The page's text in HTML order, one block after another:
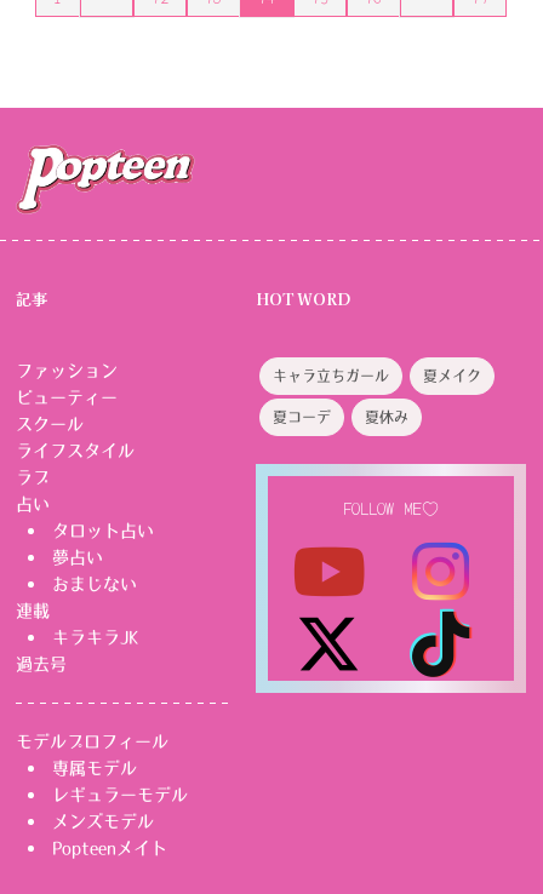
投稿のページ送り
記事
ファッション
ビューティー
スクール
ライフスタイル
ラブ
占い
タロット占い
夢占い
おまじない
連載
キラキラJK
過去号
モデルプロフィール
専属モデル
レギュラーモデル
メンズモデル
Popteenメイト
HOT WORD
キャラ立ちガール 夏メイク
夏コーデ 夏休み
FOLLOW ME♡